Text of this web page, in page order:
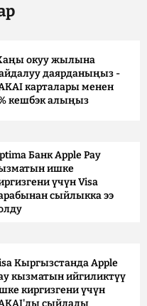
окуу жылына
даярданыңыз -
карталары менен
кешбэк алыңыз
Банк Apple Pay
ишке
үчүн Visa
сыйлыкка ээ
Кыргызстанда Apple
кызматын ийгиликтүү
киргизгени үчүн